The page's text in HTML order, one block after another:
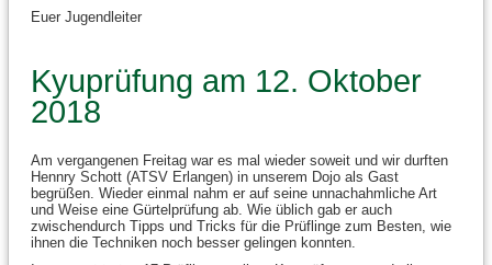
Euer Jugendleiter
Kyuprüfung am 12. Oktober
2018
Am vergangenen Freitag war es mal wieder soweit und wir durften
Hennry Schott (ATSV Erlangen) in unserem Dojo als Gast
begrüßen. Wieder einmal nahm er auf seine unnachahmliche Art
und Weise eine Gürtelprüfung ab. Wie üblich gab er auch
zwischendurch Tipps und Tricks für die Prüflinge zum Besten, wie
ihnen die Techniken noch besser gelingen konnten.